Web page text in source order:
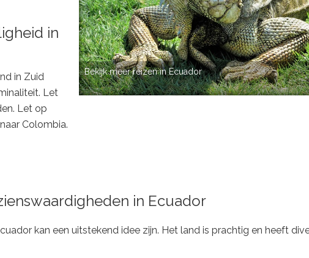
in
in Zuid
Let
Let op
Colombia.
Bekijk meer reizen in Ecuador
in Ecuador
kan een uitstekend idee zijn. Het land is prachtig en heeft